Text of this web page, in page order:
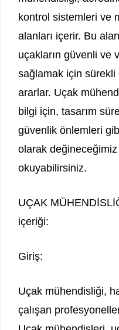
kontrol sistemleri ve
alanları içerir. Bu
uçakların güvenli ve
sağlamak için
ararlar. Uçak
bilgi için, tasarım
güvenlik önlemleri
olarak
okuyabilirsiniz.
UÇAK
içeriği:
Giriş:
Uçak mühendisliği,
çalışan